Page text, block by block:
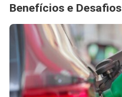
Benefícios e Desafios